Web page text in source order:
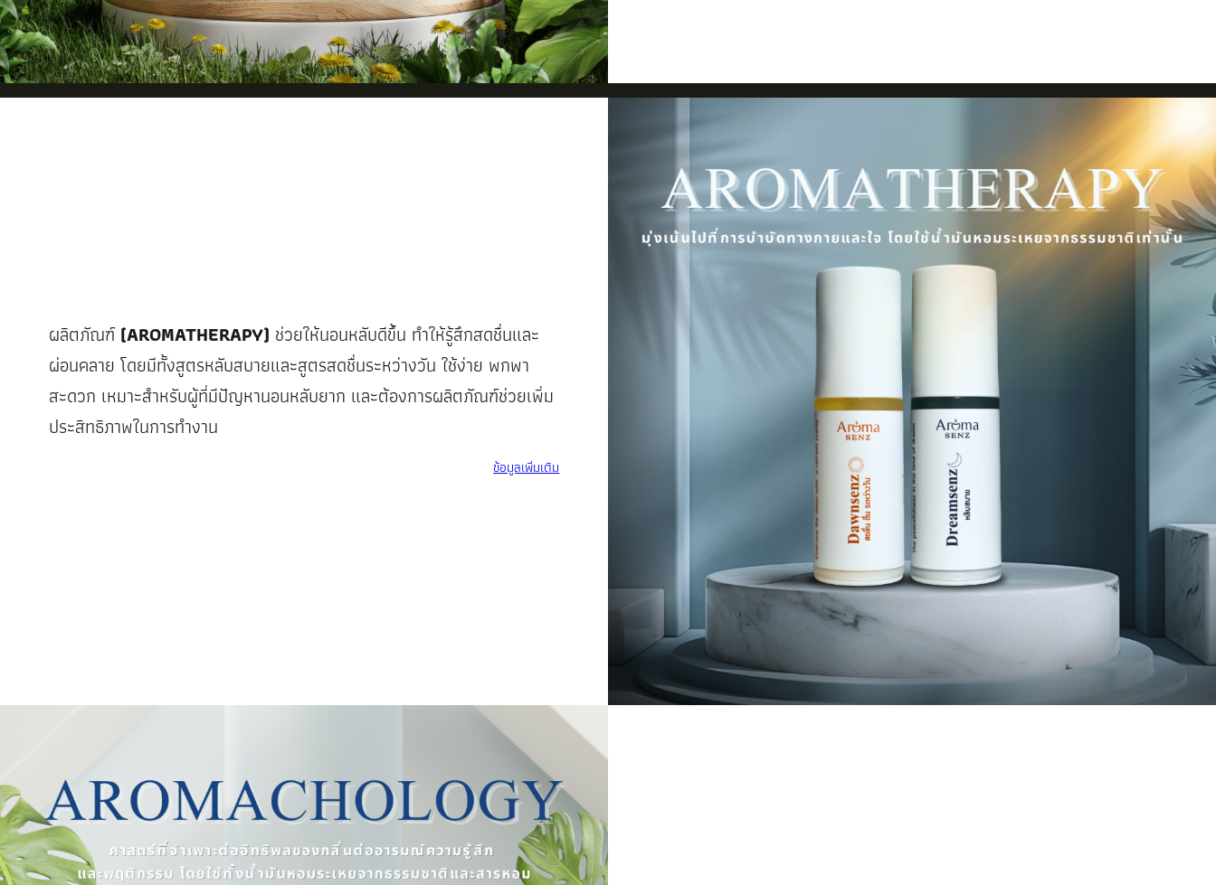
‎‎ㅤㅤผลิตภัณฑ์(AROMATHERAPY) ช่วยให้นอนหลับดีขึ้น ทำให้รู้สึกสดชื่นและ
ผ่อนคลาย โดยมีทั้งสูตรหลับสบายและสูตรสดชื่นระหว่างวัน ใช้ง่าย พกพา
สะดวก เหมาะสำหรับผู้ที่มีปัญหานอนหลับยาก และต้องการผลิตภัณฑ์ช่วยเพิ่ม
ประสิทธิภาพในการทำงาน
ข้อมูลเพิ่มเติม